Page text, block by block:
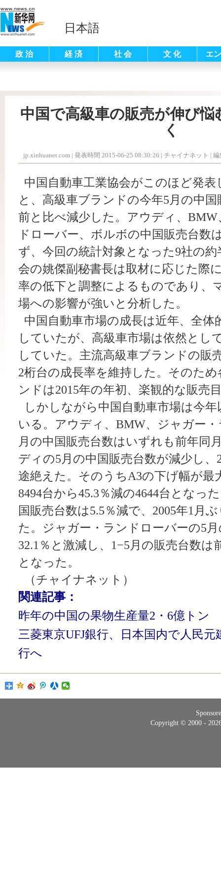
日本語
政 治 経 済 社 会 文 化 エ
中国で高級車の販売が伸び悩
く
jp.xinhuanet.com | 発表時間 2015-06-25 08:30:26 | チャイナネット | 編
中国自動車工業協会がこのほど発
と、高級車ブランドの今年5月の中
前と比べ減少した。アウディ、
ドローバー、ボルボの中国販売台数
ず、今回の統計対象となった9社の
会の姚傑副秘書長は取材に応じた際
率の低下と調整によるものであり、
場への影響が強いと分析した。
中国自動車市場の成長は近年、全体
していたが、高級車市場は依然とし
していた。主流高級車ブランドの販
2桁台の成長率を維持した。そのた
ンドは2015年の年初、楽観的な販売
しかしながら中国自動車市場は今
いる。アウディ、BMW、ジャガー
月の中国販売台数はいずれも前年同
ディの5月の中国販売台数が減少し、
途絶えた。そのうちA3の下げ幅が最
8494台から45.3％減の4644台となっ
国販売台数は5.5％減で、2005年1月
た。ジャガー・ランドローバーの5
32.1％と激減し、1−5月の販売台数は
となった。
（チャイナネット）
関連記事：
昨年の中国の果物生産量2・6億トン
三菱東京UFJ銀行、日本国内で人民
行へ
Copyright © 2000 -